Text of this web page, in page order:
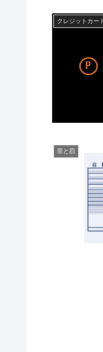
罪と罰